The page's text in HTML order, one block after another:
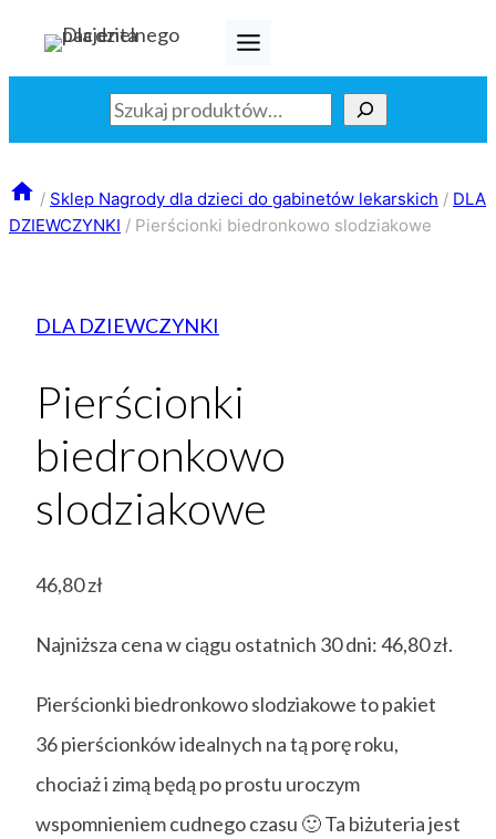
Przejdź
Szukaj
/ Sklep Nagrody dla dzieci do gabinetów lekarskich / DLA
DZIEWCZYNKI / Pierścionki biedronkowo slodziakowe
DLA DZIEWCZYNKI
Pierścionki
biedronkowo
slodziakowe
46,80zł
Najniższa cena w ciągu ostatnich 30 dni:46,80zł.
Pierścionki biedronkowo slodziakowe to pakiet
36 pierścionków idealnych na tą porę roku,
chociaż i zimą będą po prostu uroczym
wspomnieniem cudnego czasu 🙂 Ta biżuteria jest